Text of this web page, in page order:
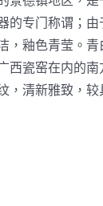
的专门称谓；
，釉色青莹。
西瓷窑在内的
，清新雅致，